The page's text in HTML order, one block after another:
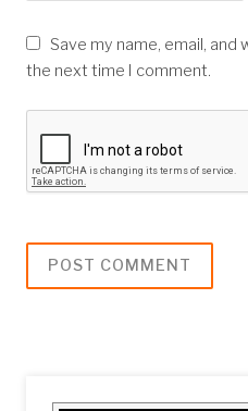
Save my name, email,
the next time I comment.